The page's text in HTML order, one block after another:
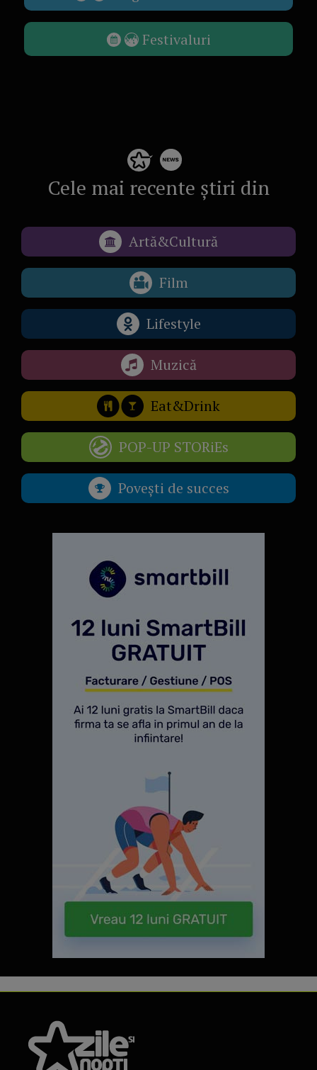
Festivaluri
Cele mai recente știri din
Artă&Cultură
Film
Lifestyle
Muzică
Eat&Drink
POP-UP STORiEs
Povești de succes